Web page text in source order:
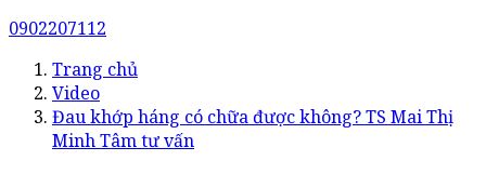
0902207112
Trang chủ
Video
Đau khớp háng có chữa được không? TS Mai Thị
Minh Tâm tư vấn